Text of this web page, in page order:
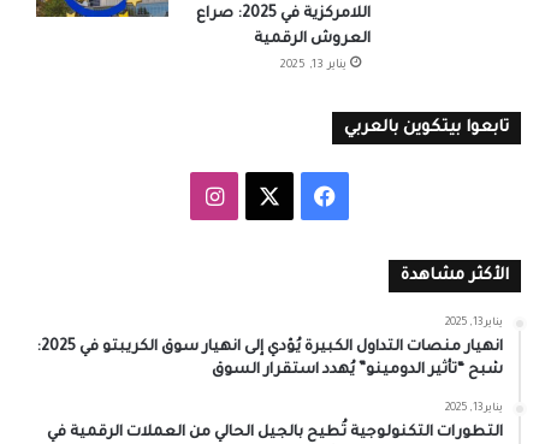
اللامركزية في 2025: صراع
العروش الرقمية
يناير 13, 2025
تابعوا بيتكوين بالعربي
فيسبوك انستقرام
الأكثر مشاهدة
يناير 13, 2025
انهيار منصات التداول الكبيرة يُؤدي إلى انهيار سوق الكريبتو في 2025:
شبح “تأثير الدومينو” يُهدد استقرار السوق
يناير 13, 2025
التطورات التكنولوجية تُطيح بالجيل الحالي من العملات الرقمية في